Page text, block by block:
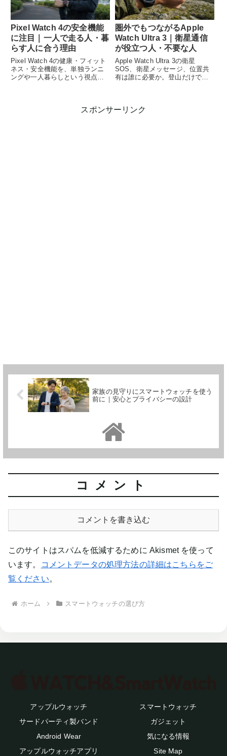
Pixel Watch 4の安全機能
に注目｜一人で走る人・暮
らす人に合う理由
Pixel Watch 4の健康・フィット
ネス・安全機能を、単独ランニ
ングや一人暮らしという視点か
圏外でもつながるApple
Watch Ultra 3｜衛星通信
が役立つ人・不要な人
Apple Watch Ultra 3の衛星
SOS、衛星メッセージ、位置共
有は誰に必要か。登山だけでは
スポンサーリンク
家族の見守りにスマートウォッチを使う
前に｜安心とプライバシーの設計
コメント
コメントを書き込む
このサイトはスパムを低減するために Akismet を使って
います。
コメントデータの処理方法の詳細はこちらをご
覧ください。
ホーム スマートウォッチの選び方
アップルウォッチ
スマートウォッチ
サードパーティ製バンド
ガジェット
Android Wear
気になる情報
アップルウォッチアプリ
Site Map